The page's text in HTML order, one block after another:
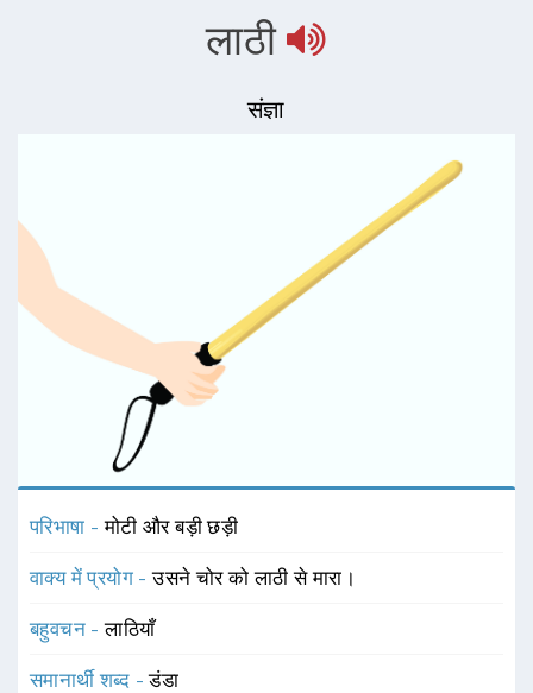
लाठी
संज्ञा
परिभाषा -मोटी और बड़ी छड़ी
वाक्य में प्रयोग -उसने चोर को लाठी से मारा।
बहुवचन -लाठियाँ
समानार्थी शब्द -डंडा